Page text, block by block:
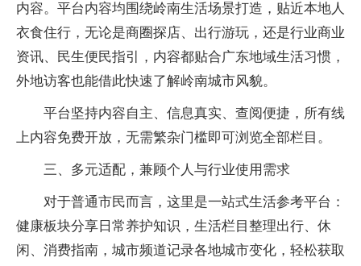
内容。平台内容均围绕岭南生活场景打造，贴近本地人
衣食住行，无论是商圈探店、出行游玩，还是行业商业
资讯、民生便民指引，内容都贴合广东地域生活习惯，
外地访客也能借此快速了解岭南城市风貌。
平台坚持内容自主、信息真实、查阅便捷，所有线
上内容免费开放，无需繁杂门槛即可浏览全部栏目。
三、多元适配，兼顾个人与行业使用需求
对于普通市民而言，这里是一站式生活参考平台：
健康板块分享日常养护知识，生活栏目整理出行、休
闲、消费指南，城市频道记录各地城市变化，轻松获取